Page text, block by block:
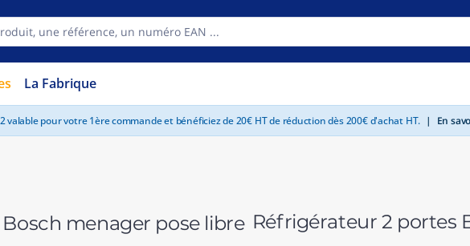
La Fabrique
valable pour votre 1ère commande et bénéficiez de 20€ HT de réduction dès 200€ d'achat HT. | En
Réfrigérateur 2 portes